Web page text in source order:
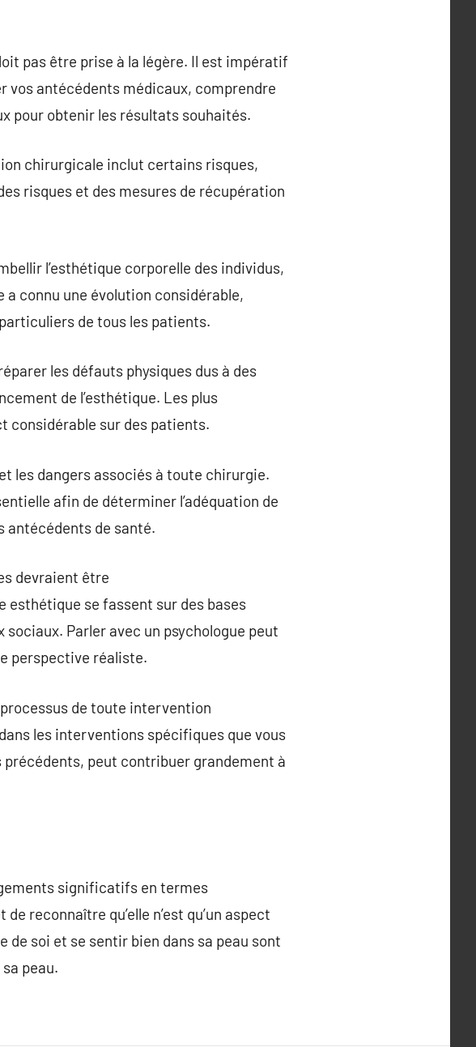
pas être prise à la légère. Il est impératif
vos antécédents médicaux, comprendre
pour obtenir les résultats souhaités.
chirurgicale inclut certains risques,
risques et des mesures de récupération
l’esthétique corporelle des individus,
connu une évolution considérable,
de tous les patients.
les défauts physiques dus à des
de l’esthétique. Les plus
considérable sur des patients.
les dangers associés à toute chirurgie.
afin de déterminer l’adéquation de
antécédents de santé.
devraient être
esthétique se fassent sur des bases
Parler avec un psychologue peut
perspective réaliste.
de toute intervention
les interventions spécifiques que vous
peut contribuer grandement à
significatifs en termes
reconnaître qu’elle n’est qu’un aspect
de soi et se sentir bien dans sa peau sont
peau.